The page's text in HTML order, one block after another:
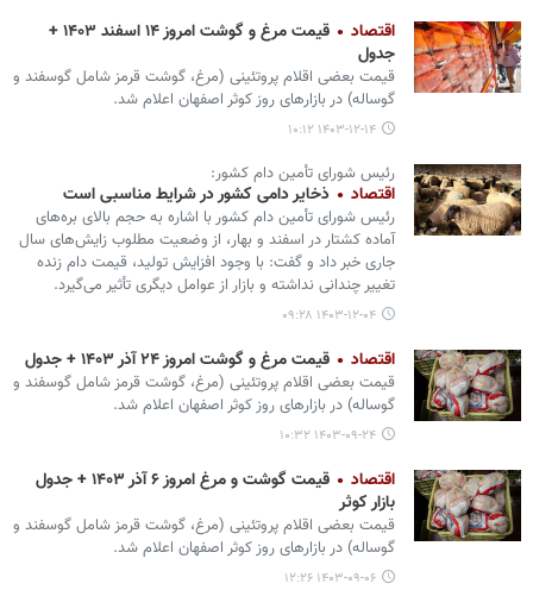
اقتصاد
قیمت مرغ و گوشت امروز ۱۴ اسفند ۱۴۰۳ +
جدول
قیمت بعضی اقلام پروتئینی (مرغ، گوشت قرمز شامل گوسفند و
گوساله) در بازارهای روز کوثر اصفهان اعلام شد.
۱۴۰۳-۱۲-۱۴ ۱۰:۱۲
رئیس شورای تأمین دام کشور:
اقتصاد ذخایر دامی کشور در شرایط مناسبی است
رئیس شورای تأمین دام کشور با اشاره به حجم بالای بره‌های
آماده کشتار در اسفند و بهار، از وضعیت مطلوب زایش‌های سال
جاری خبر داد و گفت: با وجود افزایش تولید، قیمت دام زنده
تغییر چندانی نداشته و بازار از عوامل دیگری تأثیر می‌گیرد.
۱۴۰۳-۱۲-۰۴ ۰۹:۲۸
اقتصاد قیمت مرغ و گوشت امروز ۲۴ آذر ۱۴۰۳ + جدول
قیمت بعضی اقلام پروتئینی (مرغ، گوشت قرمز شامل گوسفند و
گوساله) در بازارهای روز کوثر اصفهان اعلام شد.
۱۴۰۳-۰۹-۲۴ ۱۰:۳۲
اقتصاد
قیمت گوشت و مرغ امروز ۶ آذر ۱۴۰۳ + جدول
بازار کوثر
قیمت بعضی اقلام پروتئینی (مرغ، گوشت قرمز شامل گوسفند و
گوساله) در بازارهای روز کوثر اصفهان اعلام شد.
۱۴۰۳-۰۹-۰۶ ۱۲:۲۶